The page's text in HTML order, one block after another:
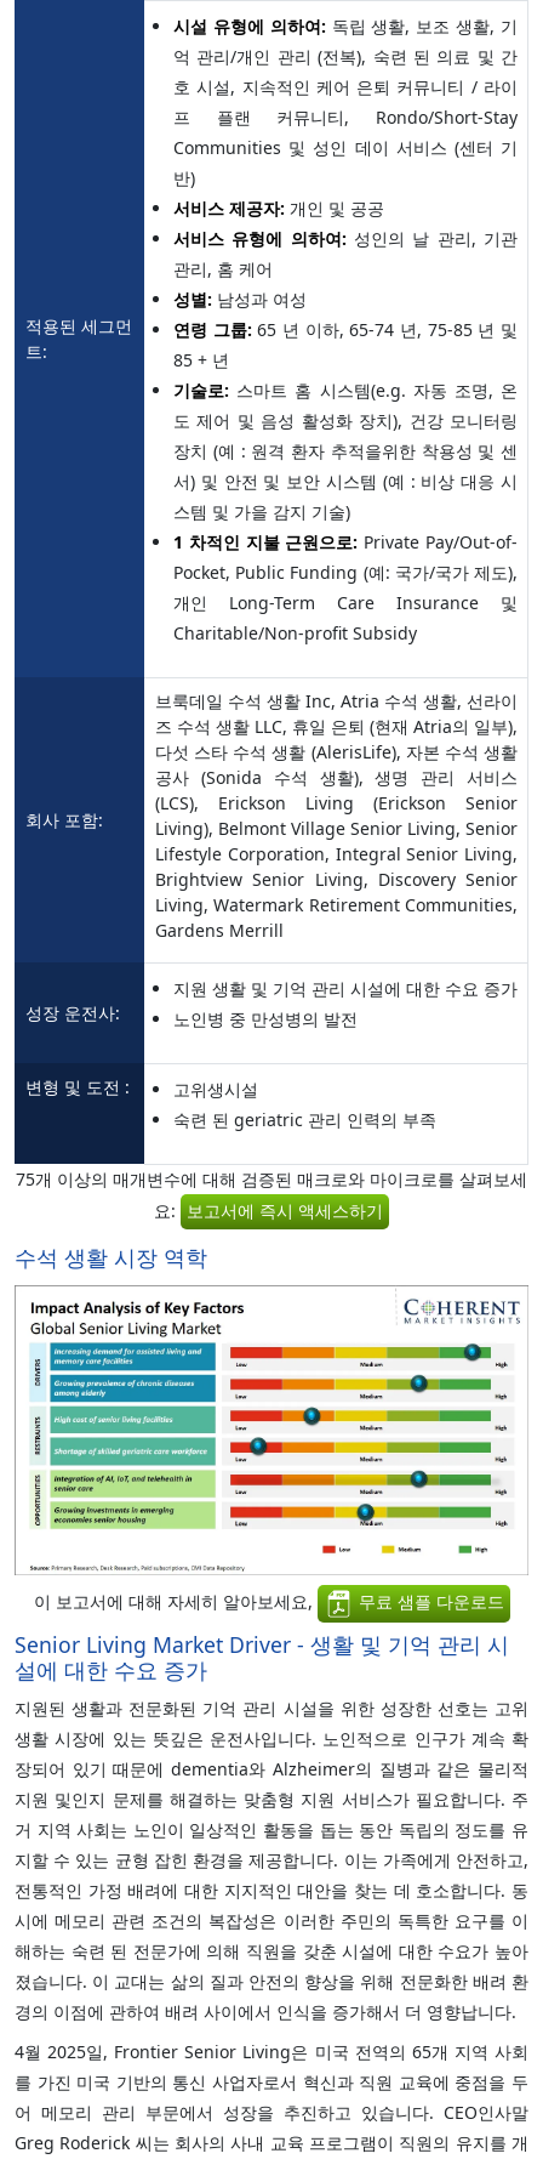
적용된 세그먼
트:
시설 유형에 의하여: 독립 생활, 보조 생활, 기
억 관리/개인 관리 (전복), 숙련 된 의료 및 간
호 시설, 지속적인 케어 은퇴 커뮤니티 / 라이
프 플랜 커뮤니티, Rondo/Short-Stay
Communities 및 성인 데이 서비스 (센터 기
반)
서비스 제공자: 개인 및 공공
서비스 유형에 의하여: 성인의 날 관리, 기관
관리, 홈 케어
성별: 남성과 여성
연령 그룹: 65 년 이하, 65-74 년, 75-85 년 및
85 + 년
기술로: 스마트 홈 시스템(e.g. 자동 조명, 온
도 제어 및 음성 활성화 장치), 건강 모니터링
장치 (예 : 원격 환자 추적을위한 착용성 및 센
서) 및 안전 및 보안 시스템 (예 : 비상 대응 시
스템 및 가을 감지 기술)
1 차적인 지불 근원으로: Private Pay/Out-of-
Pocket, Public Funding (예: 국가/국가 제도),
개인 Long-Term Care Insurance 및
Charitable/Non-profit Subsidy
회사 포함:
브룩데일 수석 생활 Inc, Atria 수석 생활, 선라이
즈 수석 생활 LLC, 휴일 은퇴 (현재 Atria의 일부),
다섯 스타 수석 생활 (AlerisLife), 자본 수석 생활
공사 (Sonida 수석 생활), 생명 관리 서비스
(LCS), Erickson Living (Erickson Senior
Living), Belmont Village Senior Living, Senior
Lifestyle Corporation, Integral Senior Living,
Brightview Senior Living, Discovery Senior
Living, Watermark Retirement Communities,
Gardens Merrill
성장 운전사:
지원 생활 및 기억 관리 시설에 대한 수요 증가
노인병 중 만성병의 발전
변형 및 도전 :
고위생시설
숙련 된 geriatric 관리 인력의 부족
75개 이상의 매개변수에 대해 검증된 매크로와 마이크로를 살펴보세
요: 보고서에 즉시 액세스하기
수석 생활 시장 역학
이 보고서에 대해 자세히 알아보세요, 무료 샘플 다운로드
Senior Living Market Driver - 생활 및 기억 관리 시
설에 대한 수요 증가
지원된 생활과 전문화된 기억 관리 시설을 위한 성장한 선호는 고위
생활 시장에 있는 뜻깊은 운전사입니다. 노인적으로 인구가 계속 확
장되어 있기 때문에 dementia와 Alzheimer의 질병과 같은 물리적
지원 및인지 문제를 해결하는 맞춤형 지원 서비스가 필요합니다. 주
거 지역 사회는 노인이 일상적인 활동을 돕는 동안 독립의 정도를 유
지할 수 있는 균형 잡힌 환경을 제공합니다. 이는 가족에게 안전하고,
전통적인 가정 배려에 대한 지지적인 대안을 찾는 데 호소합니다. 동
시에 메모리 관련 조건의 복잡성은 이러한 주민의 독특한 요구를 이
해하는 숙련 된 전문가에 의해 직원을 갖춘 시설에 대한 수요가 높아
졌습니다. 이 교대는 삶의 질과 안전의 향상을 위해 전문화한 배려 환
경의 이점에 관하여 배려 사이에서 인식을 증가해서 더 영향납니다.
4월 2025일, Frontier Senior Living은 미국 전역의 65개 지역 사회
를 가진 미국 기반의 통신 사업자로서 혁신과 직원 교육에 중점을 두
어 메모리 관리 부문에서 성장을 추진하고 있습니다. CEO인사말
Greg Roderick 씨는 회사의 사내 교육 프로그램이 직원의 유지를 개